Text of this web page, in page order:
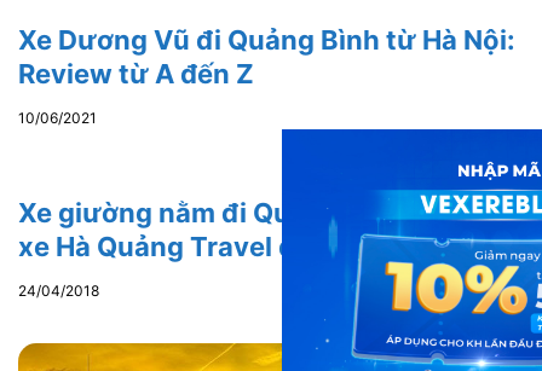
Xe Dương Vũ đi Quảng Bình từ Hà Nội:
Review từ A đến Z
10/06/2021
Xe giường nằm đi Quảng Bình: Review
xe Hà Quảng Travel đi Quảng Bình
24/04/2018